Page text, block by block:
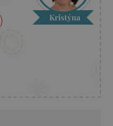
Kristýna